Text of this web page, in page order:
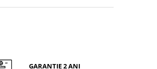
GARANTIE 2 ANI